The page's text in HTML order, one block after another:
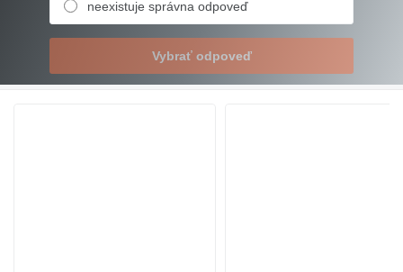
neexistuje správna odpoveď
Vybrať odpoveď